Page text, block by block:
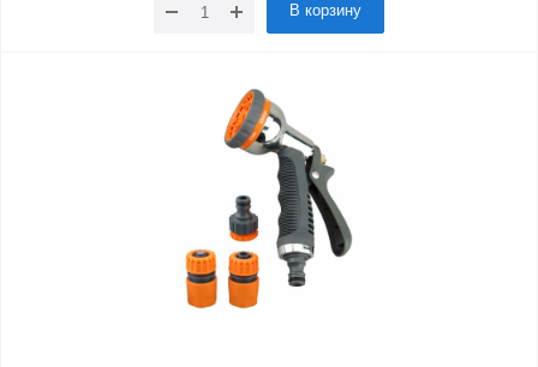
В корзину